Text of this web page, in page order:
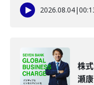
2026.08.04|
株
瀬